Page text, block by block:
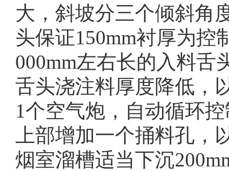
大，斜坡分三个倾斜角
头保证150mm衬厚为控
000mm左右长的入料舌
舌头浇注料厚度降低，
1个空气炮，自动循环
上部增加一个捅料孔
烟室溜槽适当下沉